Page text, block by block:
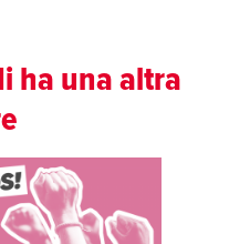
ha una altra